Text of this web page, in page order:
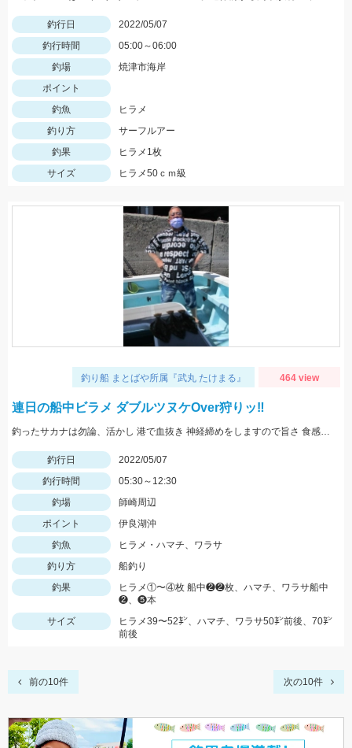
釣行日
2022/05/07
釣行時間
05:00～06:00
釣場
焼津市海岸
ポイント
釣魚
ヒラメ
釣り方
サーフルアー
釣果
ヒラメ1枚
サイズ
ヒラメ50ｃｍ級
釣り船 まとばや所属『武丸 たけまる』 464 view
連日の船中ビラメ ダブルツヌケOver狩りッ‼︎
釣ったサカナは勿論、活かし 港で血抜き 神経締めをしますので旨さ 食感が違い過ぎますッ(°▽°)b
釣行日
2022/05/07
釣行時間
05:30～12:30
釣場
師崎周辺
ポイント
伊良湖沖
釣魚
ヒラメ・ハマチ、ワラサ
釣り方
船釣り
釣果
ヒラメ①〜④枚 船中❷❷枚、ハマチ、ワラサ船中
❷、❺本
サイズ
ヒラメ39〜52㌢、ハマチ、ワラサ50㌢前後、70㌢
前後
前の10件 次の10件